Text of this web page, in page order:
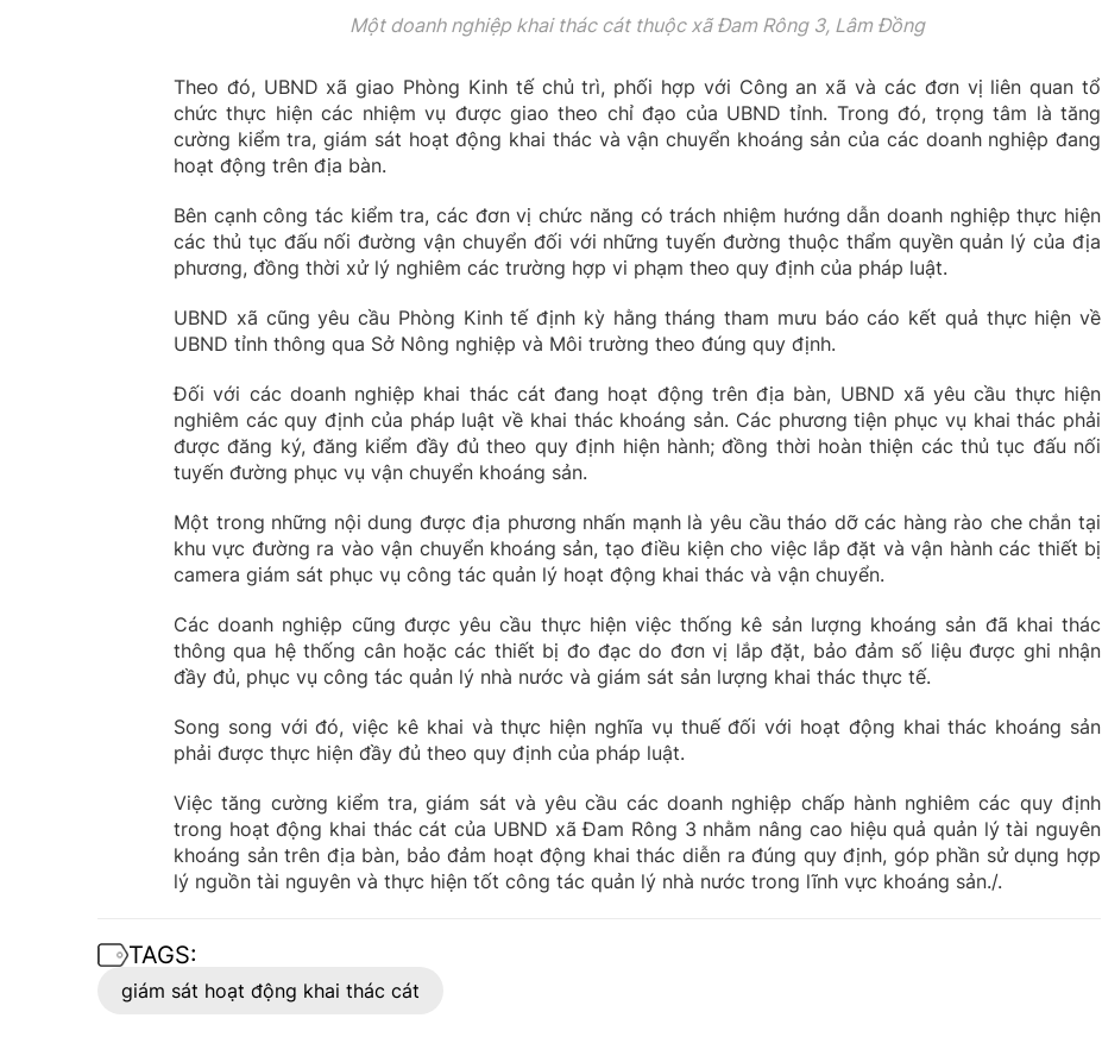
Một doanh nghiệp khai thác cát thuộc xã Đam Rông 3, Lâm Đồng
Theo đó, UBND xã giao Phòng Kinh tế chủ trì, phối hợp với Công an xã và các đơn vị liên quan tổ
chức thực hiện các nhiệm vụ được giao theo chỉ đạo của UBND tỉnh. Trong đó, trọng tâm là tăng
cường kiểm tra, giám sát hoạt động khai thác và vận chuyển khoáng sản của các doanh nghiệp đang
hoạt động trên địa bàn.
Bên cạnh công tác kiểm tra, các đơn vị chức năng có trách nhiệm hướng dẫn doanh nghiệp thực hiện
các thủ tục đấu nối đường vận chuyển đối với những tuyến đường thuộc thẩm quyền quản lý của địa
phương, đồng thời xử lý nghiêm các trường hợp vi phạm theo quy định của pháp luật.
UBND xã cũng yêu cầu Phòng Kinh tế định kỳ hằng tháng tham mưu báo cáo kết quả thực hiện về
UBND tỉnh thông qua Sở Nông nghiệp và Môi trường theo đúng quy định.
Đối với các doanh nghiệp khai thác cát đang hoạt động trên địa bàn, UBND xã yêu cầu thực hiện
nghiêm các quy định của pháp luật về khai thác khoáng sản. Các phương tiện phục vụ khai thác phải
được đăng ký, đăng kiểm đầy đủ theo quy định hiện hành; đồng thời hoàn thiện các thủ tục đấu nối
tuyến đường phục vụ vận chuyển khoáng sản.
Một trong những nội dung được địa phương nhấn mạnh là yêu cầu tháo dỡ các hàng rào che chắn tại
khu vực đường ra vào vận chuyển khoáng sản, tạo điều kiện cho việc lắp đặt và vận hành các thiết bị
camera giám sát phục vụ công tác quản lý hoạt động khai thác và vận chuyển.
Các doanh nghiệp cũng được yêu cầu thực hiện việc thống kê sản lượng khoáng sản đã khai thác
thông qua hệ thống cân hoặc các thiết bị đo đạc do đơn vị lắp đặt, bảo đảm số liệu được ghi nhận
đầy đủ, phục vụ công tác quản lý nhà nước và giám sát sản lượng khai thác thực tế.
Song song với đó, việc kê khai và thực hiện nghĩa vụ thuế đối với hoạt động khai thác khoáng sản
phải được thực hiện đầy đủ theo quy định của pháp luật.
Việc tăng cường kiểm tra, giám sát và yêu cầu các doanh nghiệp chấp hành nghiêm các quy định
trong hoạt động khai thác cát của UBND xã Đam Rông 3 nhằm nâng cao hiệu quả quản lý tài nguyên
khoáng sản trên địa bàn, bảo đảm hoạt động khai thác diễn ra đúng quy định, góp phần sử dụng hợp
lý nguồn tài nguyên và thực hiện tốt công tác quản lý nhà nước trong lĩnh vực khoáng sản./.
TAGS:
giám sát hoạt động khai thác cát